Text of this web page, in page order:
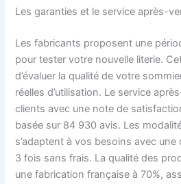
Les garanties et le service après-
Les fabricants proposent une
pour tester votre nouvelle literie.
d’évaluer la qualité de votre
réelles d’utilisation. Le service
clients avec une note de
basée sur 84 930 avis. Les
s’adaptent à vos besoins avec
3 fois sans frais. La qualité des
une fabrication française à 70%,